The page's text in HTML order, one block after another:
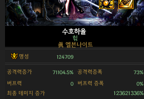
수호하율
힊
眞 엘븐나이트
명성 124709
공격력증가 71104.5% 공격력증폭 73%
버프력 0 버프력 증폭 0%
최종 데미지 증가
123621336%